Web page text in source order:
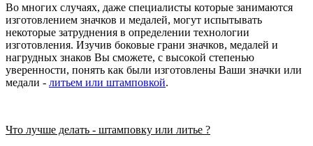
Во многих случаях, даже специалисты которые занимаются
изготовлением значков и медалей, могут испытывать
некоторые затруднения в определении технологии
изготовления. Изучив боковые грани значков, медалей и
нагрудных знаков Вы сможете, с высокой степенью
уверенности, понять как были изготовлены Ваши значки или
медали - литьем или штамповкой.
Что лучше делать - штамповку или литье ?